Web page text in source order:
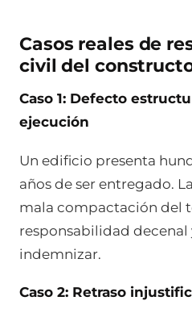
Casos reales de
civil del
Caso 1: Defecto
ejecución
Un edificio presenta
años de ser entregado.
mala compactación del
responsabilidad
indemnizar.
Caso 2: Retraso